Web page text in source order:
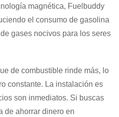
magnética, Fuelbuddy
el consumo de gasolina
gases nocivos para los seres
de combustible rinde más, lo
constante. La instalación es
son inmediatos. Si buscas
de ahorrar dinero en